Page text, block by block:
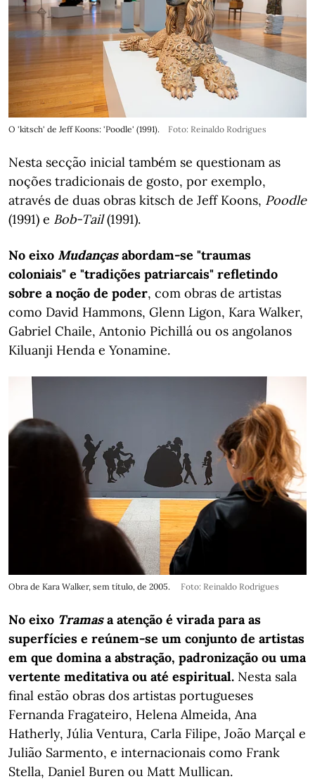
O 'kitsch' de Jeff Koons: 'Poodle' (1991). Foto: Reinaldo Rodrigues
Nesta secção inicial também se questionam as
noções tradicionais de gosto, por exemplo,
através de duas obras kitsch de Jeff Koons, Poodle
(1991) e Bob-Tail(1991).
No eixo Mudançasabordam-se "traumas
coloniais" e "tradições patriarcais" refletindo
sobre a noção de poder, com obras de artistas
como David Hammons, Glenn Ligon, Kara Walker,
Gabriel Chaile, Antonio Pichillá ou os angolanos
Kiluanji Henda e Yonamine.
Obra de Kara Walker, sem título, de 2005. Foto: Reinaldo Rodrigues
No eixo Tramasa atenção é virada para as
superfícies e reúnem-se um conjunto de artistas
em que domina a abstração, padronização ou uma
vertente meditativa ou até espiritual. Nesta sala
final estão obras dos artistas portugueses
Fernanda Fragateiro, Helena Almeida, Ana
Hatherly, Júlia Ventura, Carla Filipe, João Marçal e
Julião Sarmento, e internacionais como Frank
Stella, Daniel Buren ou Matt Mullican.